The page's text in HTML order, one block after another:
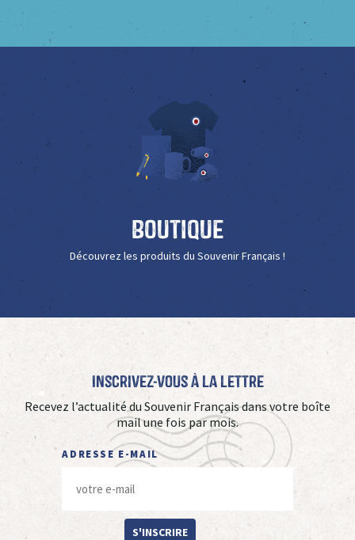
Boutique
Découvrez les produits du Souvenir Français !
Inscrivez-vous à La Lettre
Recevez l’actualité du Souvenir Français dans votre boîte
mail une fois par mois.
ADRESSE E-MAIL
S'INSCRIRE